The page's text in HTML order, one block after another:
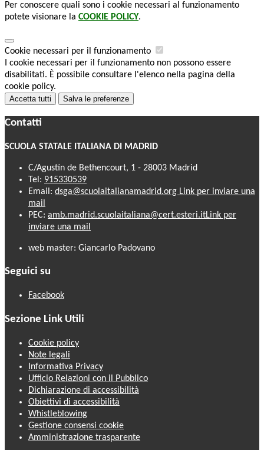
Per conoscere quali sono i cookie necessari al funzionamento
potete visionare la COOKIE POLICY.
Cookie necessari per il funzionamento
I cookie necessari per il funzionamento non possono essere
disabilitati. È possibile consultare l'elenco nella pagina della
cookie policy.
Accetta tutti Salva le preferenze
Contatti
SCUOLA STATALE ITALIANA DI MADRID
C/Agustín de Bethencourt, 1 - 28003 Madrid
Tel: 915330539
Email: dsga@scuolaitalianamadrid.org Link per inviare una
mail
PEC: amb.madrid.scuolaitaliana@cert.esteri.itLink per
inviare una mail
web master: Giancarlo Padovano
Seguici su
Facebook
Sezione Link Utili
Cookie policy
Note legali
Informativa Privacy
Ufficio Relazioni con il Pubblico
Dichiarazione di accessibilità
Obiettivi di accessibilità
Whistleblowing
Gestione consensi cookie
Amministrazione trasparente